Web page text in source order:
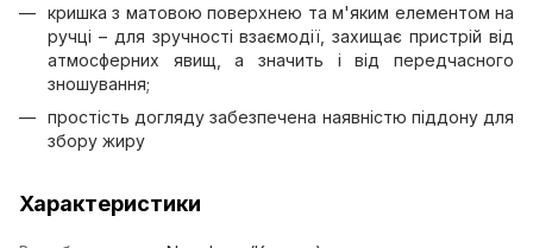
кришка з матовою поверхнею та м'яким елементом на
ручці – для зручності взаємодії, захищає пристрій від
атмосферних явищ, а значить і від передчасного
зношування;
простість догляду забезпечена наявністю піддону для
збору жиру
Характеристики